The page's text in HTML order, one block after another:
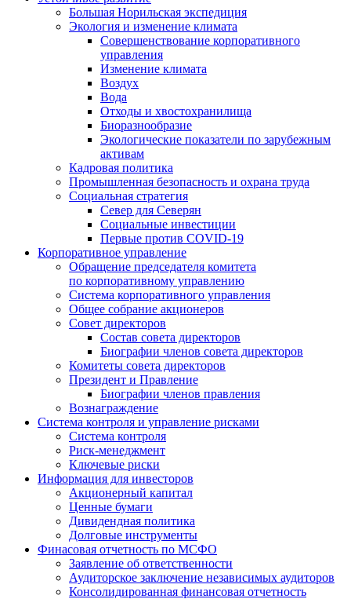
Большая Норильская экспедиция
Экология и изменение климата
Совершенствование корпоративного
управления
Изменение климата
Воздух
Вода
Отходы и хвостохранилища
Биоразнообразие
Экологические показатели по зарубежным
активам
Кадровая политика
Промышленная безопасность и охрана труда
Социальная стратегия
Север для Северян
Социальные инвестиции
Первые против COVID‑19
Корпоративное управление
Обращение председателя комитета
по корпоративному управлению
Система корпоративного управления
Общее собрание акционеров
Совет директоров
Состав совета директоров
Биографии членов совета директоров
Комитеты совета директоров
Президент и Правление
Биографии членов правления
Вознаграждение
Система контроля и управление рисками
Система контроля
Риск-менеджмент
Ключевые риски
Информация для инвесторов
Акционерный капитал
Ценные бумаги
Дивидендная политика
Долговые инструменты
Финасовая отчетность по МСФО
Заявление об ответственности
Аудиторское заключение независимых аудиторов
Консолидированная финансовая отчетность